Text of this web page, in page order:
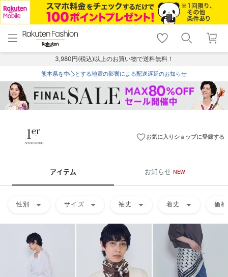
menu home
トップ
shopping_cart lock_outline
ログイン
3,980円(税込)以上のお買い物で送料無料！
熊本県を中心とする地震の影響による配送遅延のお知らせ
favorite_borderお気に入りショップに登録する
アイテム お知らせ NEW
性別 arrow_drop_down サイズ arrow_drop_down 袖丈 arrow_drop_down 着丈 arrow_drop_down 価格